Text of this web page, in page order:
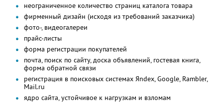
неограниченное количество страниц каталога товара
фирменный дизайн (исходя из требований заказчика)
фото-, видеогалереи
прайс-листы
форма регистрации покупателей
почта, поиск по сайту, доска объявлений, гостевая книга,
форма обратной связи
регистрация в поисковых системах Яndex, Google, Rambler,
Mail.ru
ядро сайта, устойчивое к нагрузкам и взломам